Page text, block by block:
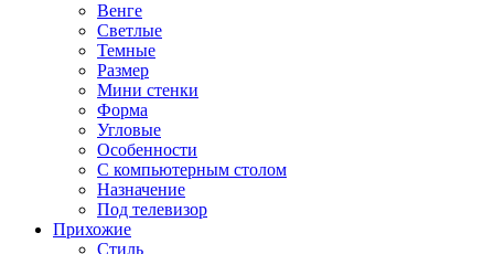
Венге
Светлые
Темные
Размер
Мини стенки
Форма
Угловые
Особенности
С компьютерным столом
Назначение
Под телевизор
Прихожие
Стиль